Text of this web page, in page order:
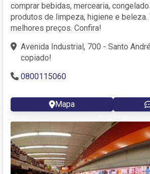
comprar bebidas, mercearia,
produtos de limpeza, higiene e beleza.
melhores preços. Confira!
Avenida Industrial, 700 - Santo
copiado!
0800115060
Mapa